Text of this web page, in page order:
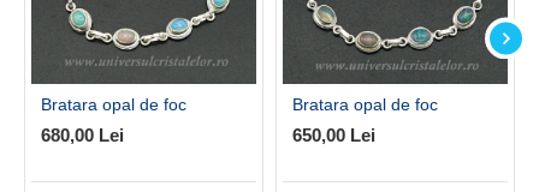
Bratara opal de foc
680,00 Lei
Bratara opal de foc
650,00 Lei